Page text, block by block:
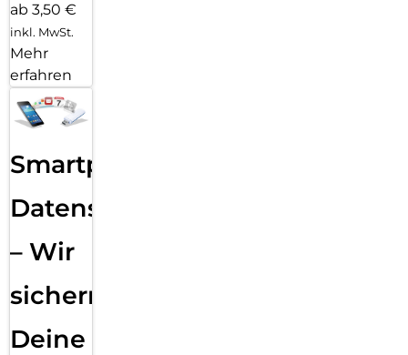
ab 3,50 €
inkl. MwSt.
Mehr
erfahren
Smartphone
Datensicherung
– Wir
sichern
Deine